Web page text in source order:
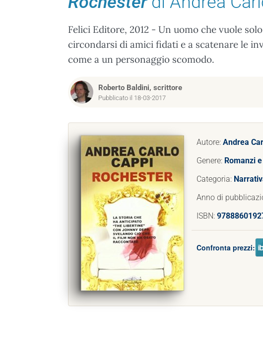
Felici Editore, 2012 - Un uomo che vuole
circondarsi di amici fidati e a scatenare le
come a un personaggio scomodo.
Roberto Baldini, scrittore
Pubblicato il 18-03-2017
Autore: Andrea
Genere: Romanzi
Categoria:
Anno di
ISBN:
Confronta prezzi: